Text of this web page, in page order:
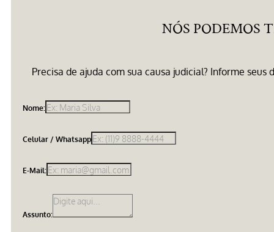
NÓS PODEMOS
Precisa de ajuda com sua causa judicial? Informe
Nome:
Celular / Whatsapp
E-Mail:
Assunto: